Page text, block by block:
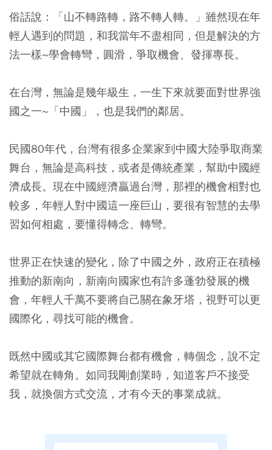
俗話說：「山不轉路轉，路不轉人轉。」雖然現在年
輕人遇到的問題，和我當年不盡相同，但是解決的方
法一樣~學會轉彎，圓滑，爭取機會、發揮專長。
在台灣，無論是幾年級生，一生下來就要面對世界強
國之一~「中國」，也是我們的鄰居。
民國80年代，台灣有很多企業家到中國大陸爭取商業
舞台，無論是高科技，或者是傳統產業，幫助中國經
濟成長。現在中國經濟贏過台灣，那裡的機會相對也
較多，年輕人對中國這一座巨山，要很有智慧的去學
習如何相處，要懂得轉念、轉彎。
世界正在快速的變化，除了中國之外，政府正在積極
推動的新南向，新南向國家也有許多蓬勃發展的機
會，年輕人千萬不要將自己關在象牙塔，視野可以更
國際化，尋找可能的機會。
既然中國或其它國際舞台都有機會，轉個念，說不定
希望就在轉角。如同我剛創業時，知道客戶不接受
我，就換個方式交流，才有今天的事業成就。